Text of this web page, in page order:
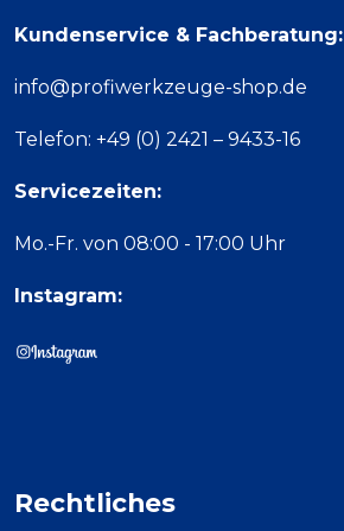
Kundenservice & Fachberatung:
info@profiwerkzeuge-shop.de
Telefon: +49 (0) 2421 – 9433-16
Servicezeiten:
Mo.-Fr. von 08:00 - 17:00 Uhr
Instagram:
Rechtliches